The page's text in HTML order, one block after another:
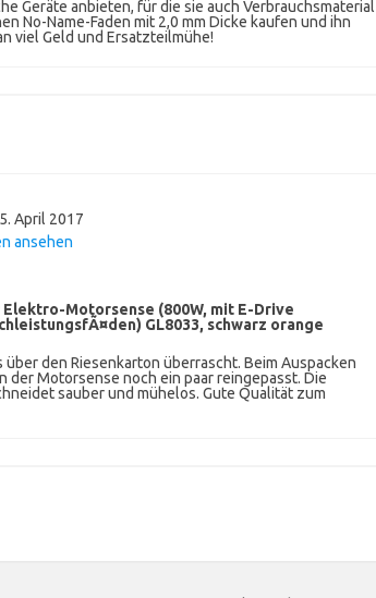
Geräte anbieten, für die sie auch Verbrauchsmaterial
No-Name-Faden mit 2,0 mm Dicke kaufen und ihn
viel Geld und Ersatzteilmühe!
April 2017
ansehen
Elektro-Motorsense (800W, mit E-Drive
GL8033, schwarz orange
den Riesenkarton überrascht. Beim Auspacken
der Motorsense noch ein paar reingepasst. Die
sauber und mühelos. Gute Qualität zum